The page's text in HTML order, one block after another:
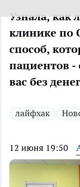
Узнала, как
клинике по
способ,
пациентов
вас без денег
лайфхак
12 июня 19:50